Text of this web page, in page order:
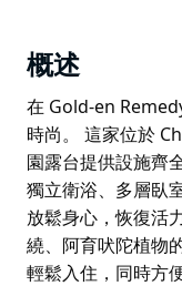
概述
在 Gold-en
時尚。 這家位於
園露台提供設施齊
獨立衛浴、多層臥
放鬆身心，恢復活
繞、阿育吠陀植物
輕鬆入住，同時方